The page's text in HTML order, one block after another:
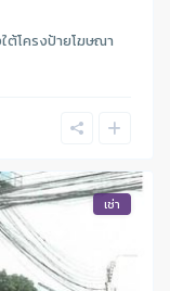
ต้โครงป้ายโฆษณา
เช่า